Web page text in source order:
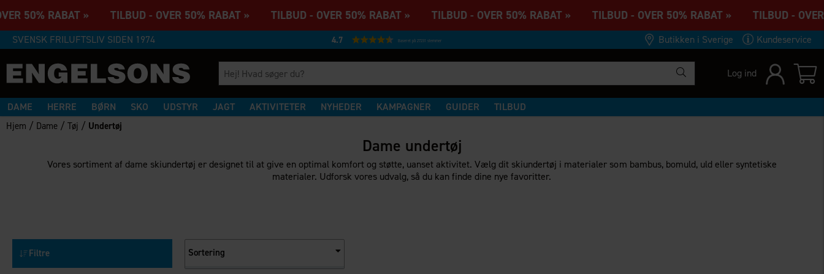
50% RABAT » TILBUD - OVER 50% RABAT » TILBUD - OVER 50% RABAT » TILBUD - OVER 50% RABAT » TILBUD - OVER 50% RABAT » TILBUD -
SVENSK FRILUFTSLIV SIDEN 1974 4.7 Baseret på 27231 stemmer Butikken i Sverige Kundeservice
Log ind
DAME HERRE BØRN SKO UDSTYR JAGT AKTIVITETER NYHEDER KAMPAGNER GUIDER TILBUD
Hjem / Dame /Tøj / Undertøj
Dame undertøj
Vores sortiment af dame skiundertøj er designet til at give en optimal komfort og støtte, uanset aktivitet. Vælg dit skiundertøj i materialer som bambus, bomuld, uld eller syntetiske
materialer. Udforsk vores udvalg, så du kan finde dine nye favoritter.
Filtre Sortering